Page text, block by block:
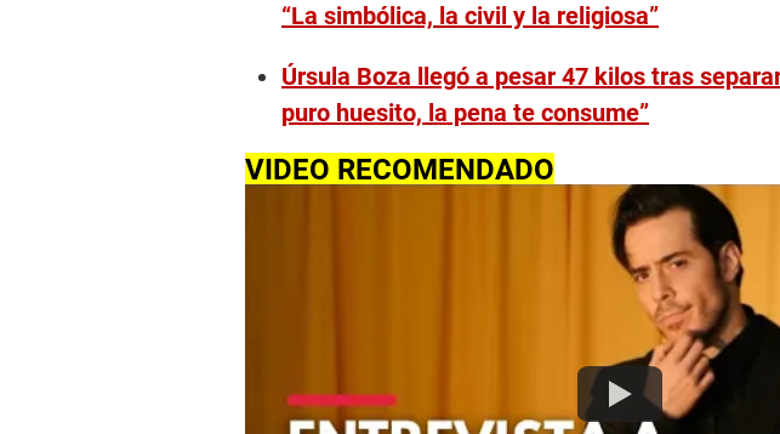
“La simbólica, la civil y la religiosa”
Úrsula Boza llegó a pesar 47 kilos tras
puro huesito, la pena te consume”
VIDEO RECOMENDADO